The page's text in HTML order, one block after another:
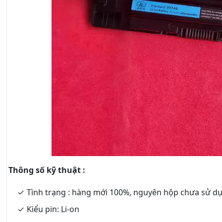
Thông số kỹ thuật :
Tình trạng : hàng mới 100%, nguyên hộp chưa sử
Kiểu pin: Li-on